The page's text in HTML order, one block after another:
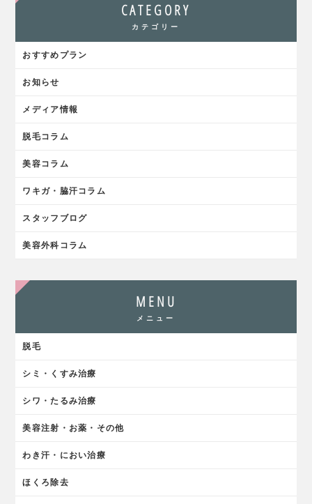
CATEGORY
カテゴリー
おすすめプラン
お知らせ
メディア情報
脱毛コラム
美容コラム
ワキガ・脇汗コラム
スタッフブログ
美容外科コラム
MENU
メニュー
脱毛
シミ・くすみ治療
シワ・たるみ治療
美容注射・お薬・その他
わき汗・におい治療
ほくろ除去